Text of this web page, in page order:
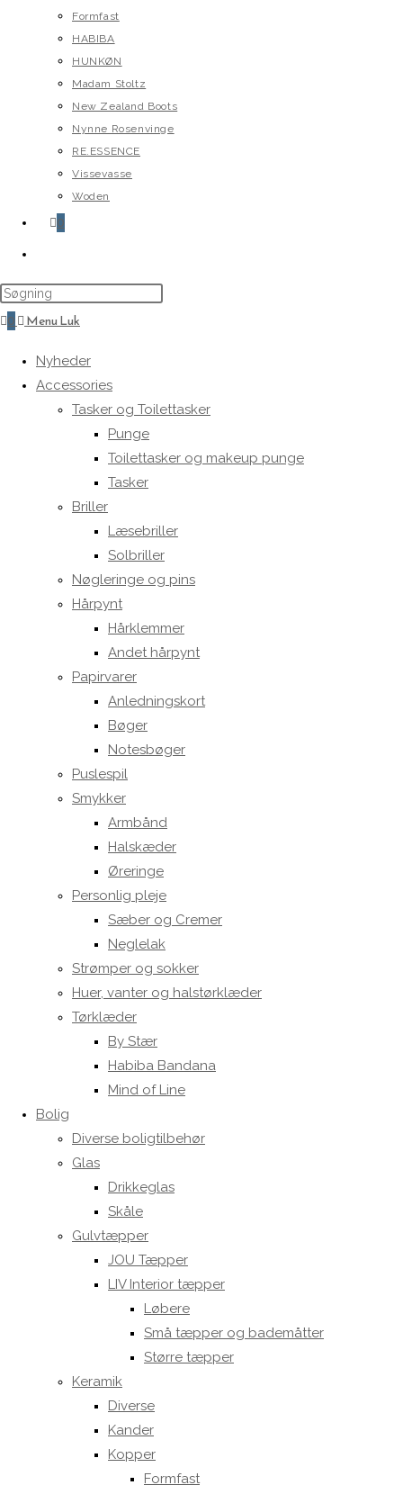
Formfast
HABIBA
HUNKØN
Madam Stoltz
New Zealand Boots
Nynne Rosenvinge
RE.ESSENCE
Vissevasse
Woden
0
website
search
0 MenuLuk
Nyheder
Accessories
Tasker og Toilettasker
Punge
Toilettasker og makeup punge
Tasker
Briller
Læsebriller
Solbriller
Nøgleringe og pins
Hårpynt
Hårklemmer
Andet hårpynt
Papirvarer
Anledningskort
Bøger
Notesbøger
Puslespil
Smykker
Armbånd
Halskæder
Øreringe
Personlig pleje
Sæber og Cremer
Neglelak
Strømper og sokker
Huer, vanter og halstørklæder
Tørklæder
By Stær
Habiba Bandana
Mind of Line
Bolig
Diverse boligtilbehør
Glas
Drikkeglas
Skåle
Gulvtæpper
JOU Tæpper
LIV Interior tæpper
Løbere
Små tæpper og bademåtter
Større tæpper
Keramik
Diverse
Kander
Kopper
Formfast